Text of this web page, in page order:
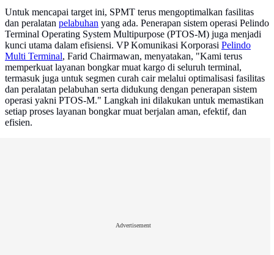
Untuk mencapai target ini, SPMT terus mengoptimalkan fasilitas
dan peralatan pelabuhan yang ada. Penerapan sistem operasi Pelindo
Terminal Operating System Multipurpose (PTOS-M) juga menjadi
kunci utama dalam efisiensi. VP Komunikasi Korporasi Pelindo
Multi Terminal, Farid Chairmawan, menyatakan, "Kami terus
memperkuat layanan bongkar muat kargo di seluruh terminal,
termasuk juga untuk segmen curah cair melalui optimalisasi fasilitas
dan peralatan pelabuhan serta didukung dengan penerapan sistem
operasi yakni PTOS-M." Langkah ini dilakukan untuk memastikan
setiap proses layanan bongkar muat berjalan aman, efektif, dan
efisien.
Advertisement